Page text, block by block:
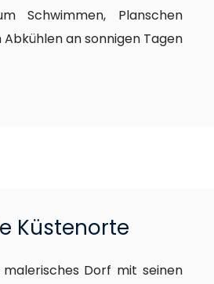
Schwimmen, Planschen
an sonnigen Tagen
Küstenorte
malerisches Dorf mit seinen